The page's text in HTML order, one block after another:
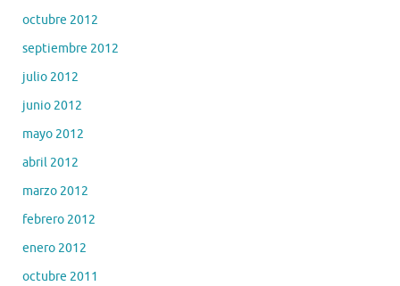
octubre 2012
septiembre 2012
julio 2012
junio 2012
mayo 2012
abril 2012
marzo 2012
febrero 2012
enero 2012
octubre 2011